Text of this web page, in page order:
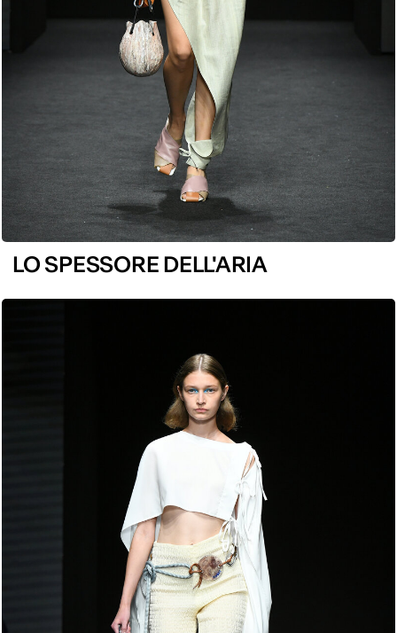
LO SPESSORE DELL'ARIA